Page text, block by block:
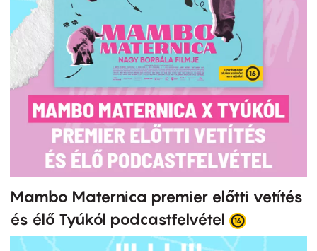
Mambo Maternica premier előtti vetítés
és élő Tyúkól podcastfelvétel